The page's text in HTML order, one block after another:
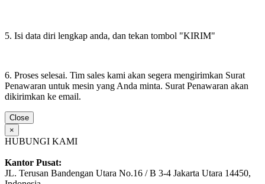
5. Isi data diri lengkap anda, dan tekan tombol "KIRIM"
6. Proses selesai. Tim sales kami akan segera mengirimkan Surat
Penawaran untuk mesin yang Anda minta. Surat Penawaran akan
dikirimkan ke email.
Close
×
HUBUNGI KAMI
Kantor Pusat:
JL. Terusan Bandengan Utara No.16 / B 3-4 Jakarta Utara 14450,